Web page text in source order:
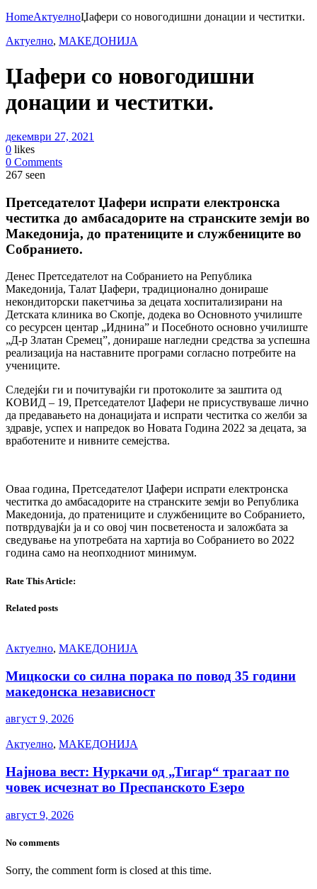
HomeАктуелноЏафери со новогодишни донации и честитки.
Актуелно, МАКЕДОНИЈА
Џафери со новогодишни
донации и честитки.
декември 27, 2021
0 likes
0 Comments
267 seen
Претседателот Џафери испрати електронска
честитка до амбасадорите на странските земји во
Македонија, до пратениците и службениците во
Собранието.
Денес Претседателот на Собранието на Република
Македонија, Талат Џафери, традиционално донираше
некондиторски пакетчиња за децата хоспитализирани на
Детската клиника во Скопје, додека во Основното училиште
со ресурсен центар „Иднина” и Посебното основно училиште
„Д-р Златан Сремец”, донираше нагледни средства за успешна
реализација на наставните програми согласно потребите на
учениците.
Следејќи ги и почитувајќи ги протоколите за заштита од
КОВИД – 19, Претседателот Џафери не присуствуваше лично
да предавањето на донацијата и испрати честитка со желби за
здравје, успех и напредок во Новата Година 2022 за децата, за
вработените и нивните семејства.
Оваа година, Претседателот Џафери испрати електронска
честитка до амбасадорите на странските земји во Република
Македонија, до пратениците и службениците во Собранието,
потврдувајќи ја и со овој чин посветеноста и заложбата за
сведување на употребата на хартија во Собранието во 2022
година само на неопходниот минимум.
Rate This Article:
Related posts
Актуелно, МАКЕДОНИЈА
Мицкоски со силна порака по повод 35 години
македонска независност
август 9, 2026
Актуелно, МАКЕДОНИЈА
Најнова вест: Нуркачи од „Тигар“ трагаат по
човек исчезнат во Преспанското Езеро
август 9, 2026
No comments
Sorry, the comment form is closed at this time.